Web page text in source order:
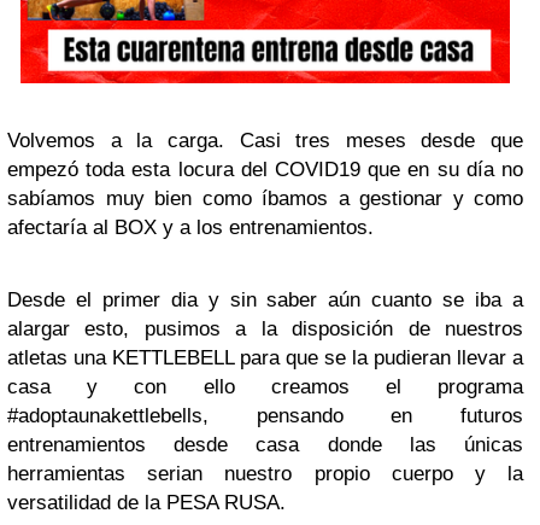
Volvemos a la carga. Casi tres meses desde que
empezó toda esta locura del COVID19 que en su día no
sabíamos muy bien como íbamos a gestionar y como
afectaría al BOX y a los entrenamientos.
Desde el primer dia y sin saber aún cuanto se iba a
alargar esto, pusimos a la disposición de nuestros
atletas una KETTLEBELL para que se la pudieran llevar a
casa y con ello creamos el programa
#adoptaunakettlebells, pensando en futuros
entrenamientos desde casa donde las únicas
herramientas serian nuestro propio cuerpo y la
versatilidad de la PESA RUSA.